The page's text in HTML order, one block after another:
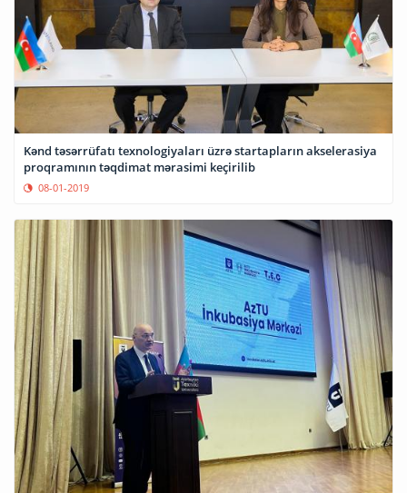
Kənd təsərrüfatı texnologiyaları üzrə startapların akselerasiya
proqramının təqdimat mərasimi keçirilib
08-01-2019